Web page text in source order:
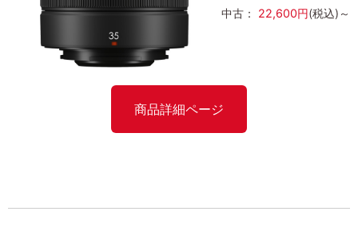
中古： 22,600円(税込)～
商品詳細ページ